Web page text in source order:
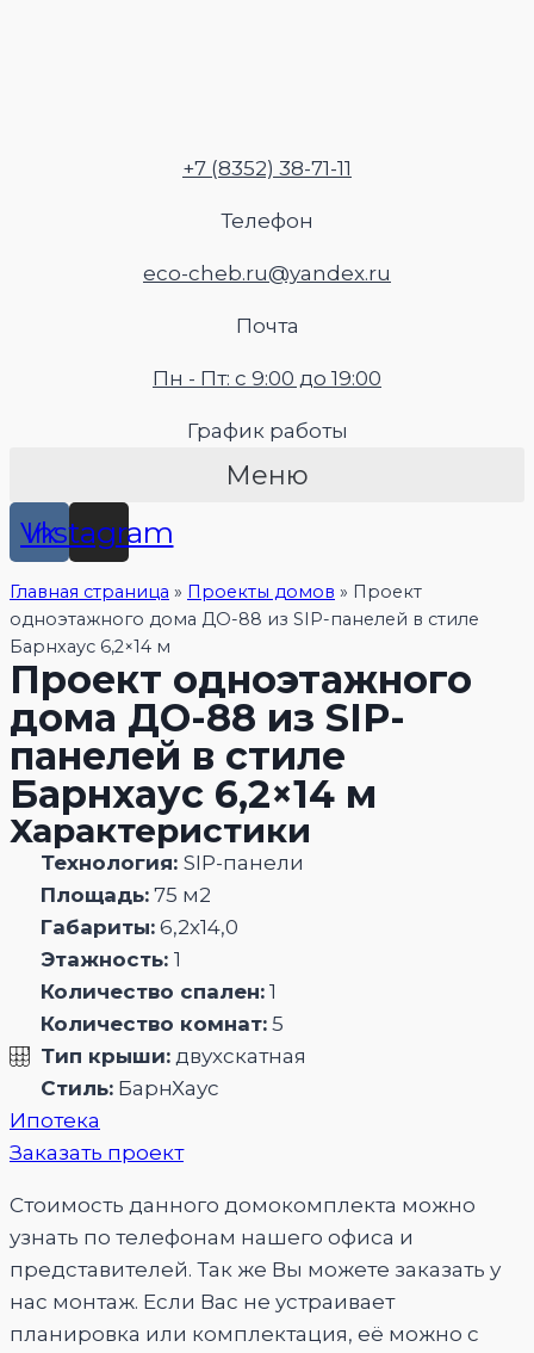
+7 (8352) 38-71-11
Телефон
eco-cheb.ru@yandex.ru
Почта
Пн - Пт: с 9:00 до 19:00
График работы
Меню
Vk
Instagram
Главная страница » Проекты домов » Проект
одноэтажного дома ДО-88 из SIP-панелей в стиле
Барнхаус 6,2×14 м
Проект одноэтажного
дома ДО-88 из SIP-
панелей в стиле
Барнхаус 6,2×14 м
Характеристики
Технология:SIP-панели
Площадь: 75 м2
Габариты: 6,2х14,0
Этажность:1
Количество спален: 1
Количество комнат: 5
Тип крыши: двухскатная
Стиль: БарнХаус
Ипотека
Заказать проект
Стоимость данного домокомплекта можно
узнать по телефонам нашего офиса и
представителей. Так же Вы можете заказать у
нас монтаж. Если Вас не устраивает
планировка или комплектация, её можно с